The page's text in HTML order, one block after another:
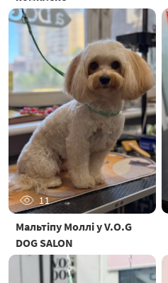
11
Мальтіпу Моллі у V.O.G
DOG SALON